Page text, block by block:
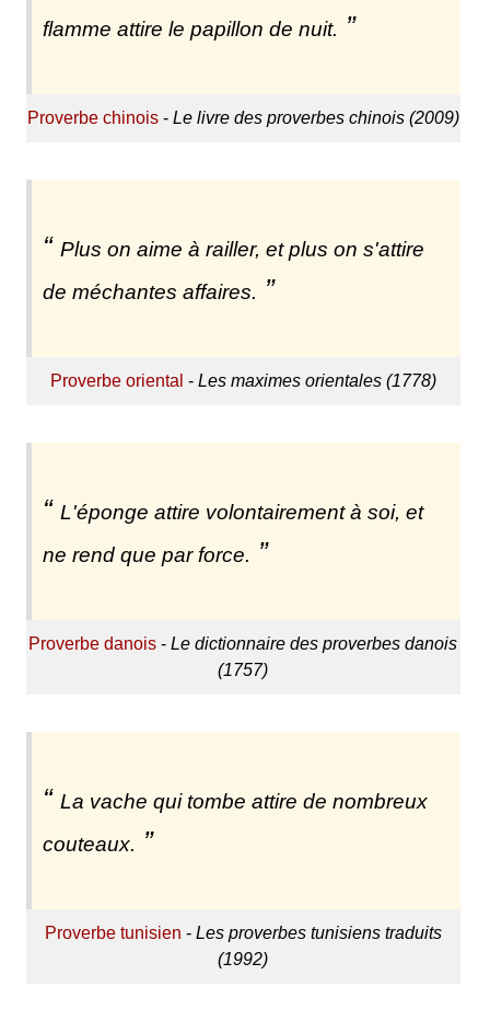
flamme attire le papillon de nuit.
Proverbe chinois- Le livre des proverbes chinois (2009)
Plus on aime à railler, et plus on s'attire
de méchantes affaires.
Proverbe oriental - Les maximes orientales (1778)
L'éponge attire volontairement à soi, et
ne rend que par force.
Proverbe danois -Le dictionnaire des proverbes danois
(1757)
La vache qui tombe attire de nombreux
couteaux.
Proverbe tunisien - Les proverbes tunisiens traduits
(1992)